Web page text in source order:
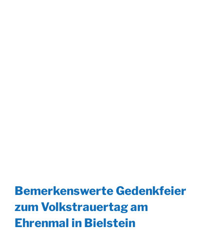
Bemerkenswerte Gedenkfeier
zum Volkstrauertag am
Ehrenmal in Bielstein